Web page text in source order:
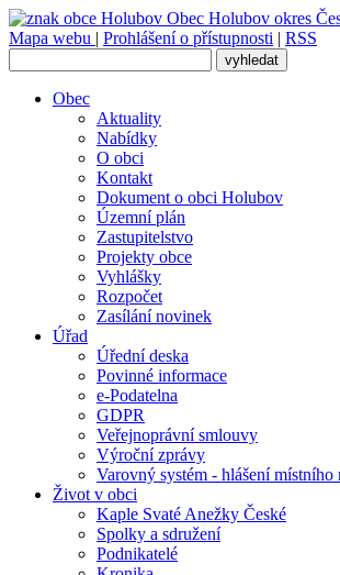
Obec Holubov okres
Mapa webu | Prohlášení o přístupnosti | RSS
Obec
Aktuality
Nabídky
O obci
Kontakt
Dokument o obci Holubov
Územní plán
Zastupitelstvo
Projekty obce
Vyhlášky
Rozpočet
Zasílání novinek
Úřad
Úřední deska
Povinné informace
e-Podatelna
GDPR
Veřejnoprávní smlouvy
Výroční zprávy
Varovný systém - hlášení místního
Život v obci
Kaple Svaté Anežky České
Spolky a sdružení
Podnikatelé